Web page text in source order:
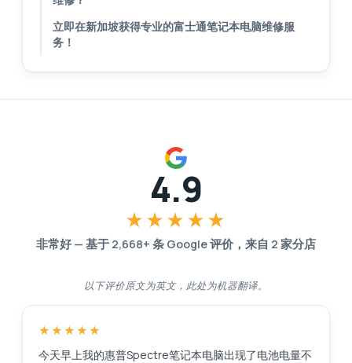
立即在新加坡获得专业的富士通笔记本电脑维修服
务！
4.9
★★★★★
非常好 — 基于 2,668+ 条 Google 评价，来自 2 家分店
以下评价原文为英文，此处为机器翻译。
★★★★★
今天早上我的惠普Spectre笔记本电脑出现了电池电量不